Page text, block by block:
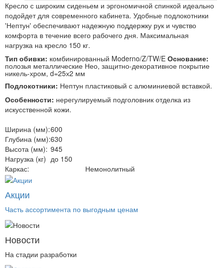
Кресло с широким сиденьем и эргономичной спинкой идеально
подойдет для современного кабинета. Удобные подлокотники
'Нептун' обеспечивают надежную поддержку рук и чувство
комфорта в течение всего рабочего дня. Максимальная
нагрузка на кресло 150 кг.
Тип обивки: комбинированный Moderno/Z/TW/E Основание:
полозья металлические Нео, защитно-декоративное покрытие
никель-хром, d=25х2 мм
Подлокотники: Нептун пластиковый с алюминиевой вставкой.
Особенности: нерегулируемый подголовник отделка из
искусственной кожи.
Ширина (мм):600
Глубина (мм):630
Высота (мм): 945
Нагрузка (кг) до 150
Каркас:
Немонолитный
Акции
Часть ассортимента по выгодным ценам
Новости
На стадии разработки